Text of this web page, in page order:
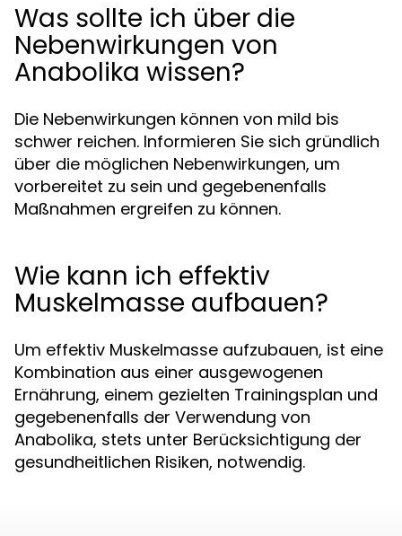
Was sollte ich über die
Nebenwirkungen von
Anabolika wissen?
Die Nebenwirkungen können von mild bis
schwer reichen. Informieren Sie sich gründlich
über die möglichen Nebenwirkungen, um
vorbereitet zu sein und gegebenenfalls
Maßnahmen ergreifen zu können.
Wie kann ich effektiv
Muskelmasse aufbauen?
Um effektiv Muskelmasse aufzubauen, ist eine
Kombination aus einer ausgewogenen
Ernährung, einem gezielten Trainingsplan und
gegebenenfalls der Verwendung von
Anabolika, stets unter Berücksichtigung der
gesundheitlichen Risiken, notwendig.